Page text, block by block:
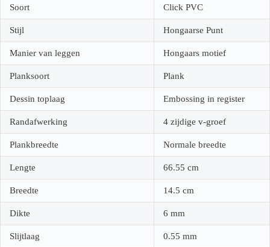
Soort Click PVC
Stijl Hongaarse Punt
Manier van leggen Hongaars motief
Planksoort Plank
Dessin toplaag Embossing in register
Randafwerking 4 zijdige v-groef
Plankbreedte Normale breedte
Lengte 66.55 cm
Breedte 14.5 cm
Dikte 6 mm
Slijtlaag 0.55 mm